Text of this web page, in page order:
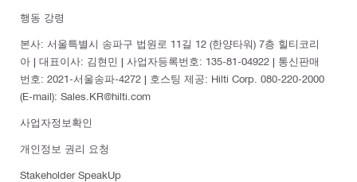
행동 강령
본사: 서울특별시 송파구 법원로 11길 12 (한양타워) 7층 힐티코리
아 | 대표이사: 김현민 | 사업자등록번호: 135-81-04922 | 통신판매
번호: 2021-서울송파-4272 | 호스팅 제공: Hilti Corp. 080-220-2000
(E-mail): Sales.KR@hilti.com
사업자정보확인
개인정보 권리 요청
Stakeholder SpeakUp